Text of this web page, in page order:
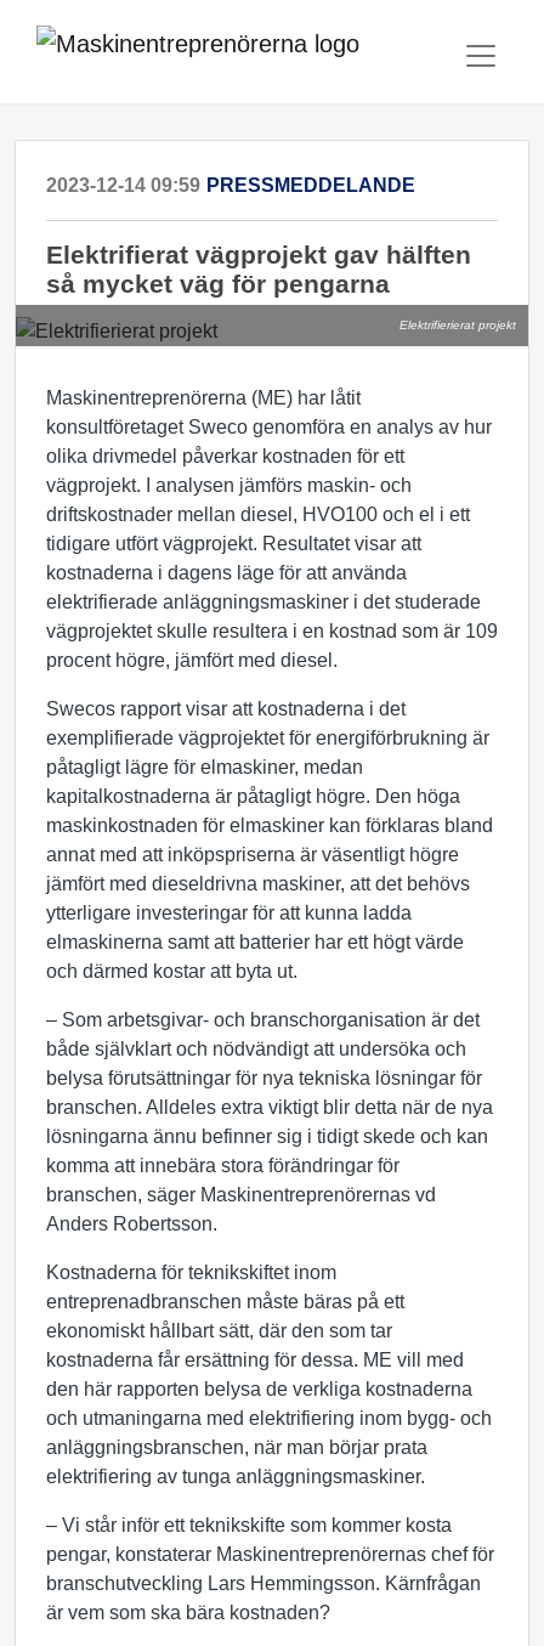
2023-12-14 09:59 PRESSMEDDELANDE
Elektrifierat vägprojekt gav hälften
så mycket väg för pengarna
Elektrifierierat projekt
Maskinentreprenörerna (ME) har låtit
konsultföretaget Sweco genomföra en analys av hur
olika drivmedel påverkar kostnaden för ett
vägprojekt. I analysen jämförs maskin- och
driftskostnader mellan diesel, HVO100 och el i ett
tidigare utfört vägprojekt. Resultatet visar att
kostnaderna i dagens läge för att använda
elektrifierade anläggningsmaskiner i det studerade
vägprojektet skulle resultera i en kostnad som är 109
procent högre, jämfört med diesel.
Swecos rapport visar att kostnaderna i det
exemplifierade vägprojektet för energiförbrukning är
påtagligt lägre för elmaskiner, medan
kapitalkostnaderna är påtagligt högre. Den höga
maskinkostnaden för elmaskiner kan förklaras bland
annat med att inköpspriserna är väsentligt högre
jämfört med dieseldrivna maskiner, att det behövs
ytterligare investeringar för att kunna ladda
elmaskinerna samt att batterier har ett högt värde
och därmed kostar att byta ut.
– Som arbetsgivar- och branschorganisation är det
både självklart och nödvändigt att undersöka och
belysa förutsättningar för nya tekniska lösningar för
branschen. Alldeles extra viktigt blir detta när de nya
lösningarna ännu befinner sig i tidigt skede och kan
komma att innebära stora förändringar för
branschen, säger Maskinentreprenörernas vd
Anders Robertsson.
Kostnaderna för teknikskiftet inom
entreprenadbranschen måste bäras på ett
ekonomiskt hållbart sätt, där den som tar
kostnaderna får ersättning för dessa. ME vill med
den här rapporten belysa de verkliga kostnaderna
och utmaningarna med elektrifiering inom bygg- och
anläggningsbranschen, när man börjar prata
elektrifiering av tunga anläggningsmaskiner.
– Vi står inför ett teknikskifte som kommer kosta
pengar, konstaterar Maskinentreprenörernas chef för
branschutveckling Lars Hemmingsson. Kärnfrågan
är vem som ska bära kostnaden?